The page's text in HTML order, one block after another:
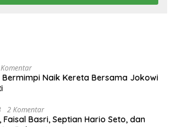
Bermimpi Naik Kereta Bersama Jokowi
2 Komentar
Faisal Basri, Septian Hario Seto, dan